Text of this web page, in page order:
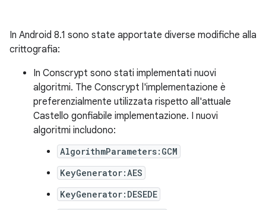
In Android 8.1 sono state apportate diverse modifiche alla
crittografia:
In Conscrypt sono stati implementati nuovi
algoritmi. The Conscrypt l'implementazione è
preferenzialmente utilizzata rispetto all'attuale
Castello gonfiabile implementazione. I nuovi
algoritmi includono:
AlgorithmParameters:GCM
KeyGenerator:AES
KeyGenerator:DESEDE